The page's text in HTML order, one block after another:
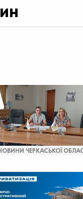
ЧЕРКАСЬКОЇ